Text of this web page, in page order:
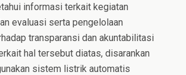
informasi terkait kegiatan
evaluasi serta pengelolaan
transparansi dan akuntabilitasi
hal tersebut diatas, disarankan
sistem listrik automatis